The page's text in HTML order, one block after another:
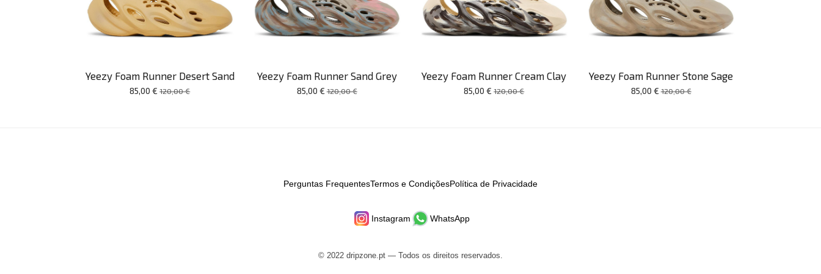
Yeezy Foam Runner Desert Sand
85,00 € 120,00 €
Yeezy Foam Runner Sand Grey
85,00 € 120,00 €
Yeezy Foam Runner Cream Clay
85,00 € 120,00 €
Yeezy Foam Runner Stone Sage
85,00 € 120,00 €
Perguntas FrequentesTermos e CondiçõesPolítica de Privacidade
Instagram WhatsApp
© 2022 dripzone.pt — Todos os direitos reservados.